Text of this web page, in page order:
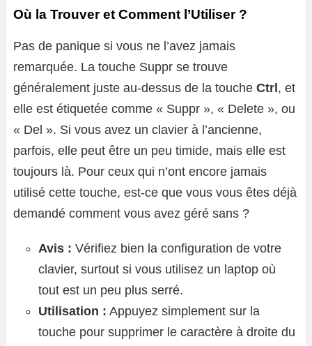
Où la Trouver et Comment l’Utiliser ?
Pas de panique si vous ne l’avez jamais
remarquée. La touche Suppr se trouve
généralement juste au-dessus de la touche Ctrl, et
elle est étiquetée comme « Suppr », « Delete », ou
« Del ». Si vous avez un clavier à l’ancienne,
parfois, elle peut être un peu timide, mais elle est
toujours là. Pour ceux qui n’ont encore jamais
utilisé cette touche, est-ce que vous vous êtes déjà
demandé comment vous avez géré sans ?
Avis : Vérifiez bien la configuration de votre
clavier, surtout si vous utilisez un laptop où
tout est un peu plus serré.
Utilisation : Appuyez simplement sur la
touche pour supprimer le caractère à droite du